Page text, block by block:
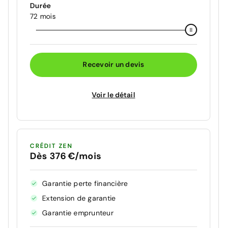
Durée
72 mois
Recevoir un devis
Voir le détail
CRÉDIT ZEN
Dès 376 €/mois
Garantie perte financière
Extension de garantie
Garantie emprunteur